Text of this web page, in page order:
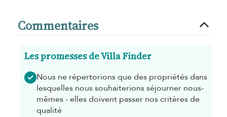
Commentaires
Les promesses de Villa Finder
Nous ne répertorions que des propriétés dans
lesquelles nous souhaiterions séjourner nous-
mêmes - elles doivent passer nos critères de
qualité